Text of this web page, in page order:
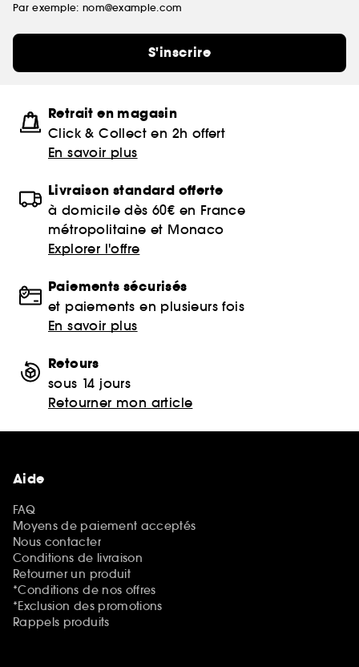
Par exemple: nom@example.com
S'inscrire
Retrait en magasin
Click & Collect en 2h offert
En savoir plus
Livraison standard offerte
à domicile dès 60€ en France
métropolitaine et Monaco
Explorer l'offre
Paiements sécurisés
et paiements en plusieurs fois
En savoir plus
Retours
sous 14 jours
Retourner mon article
Aide
FAQ
Moyens de paiement acceptés
Nous contacter
Conditions de livraison
Retourner un produit
*Conditions de nos offres
*Exclusion des promotions
Rappels produits